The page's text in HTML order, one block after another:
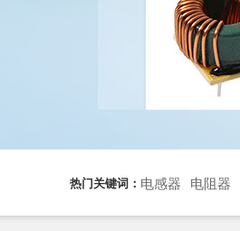
热门关键词： 电感器 电阻器